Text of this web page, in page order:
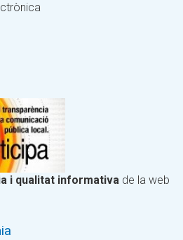
i qualitat informativa de la web